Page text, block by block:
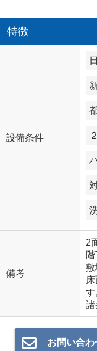
特徴
設備条件
備考
2
す
諸
お問い合わ